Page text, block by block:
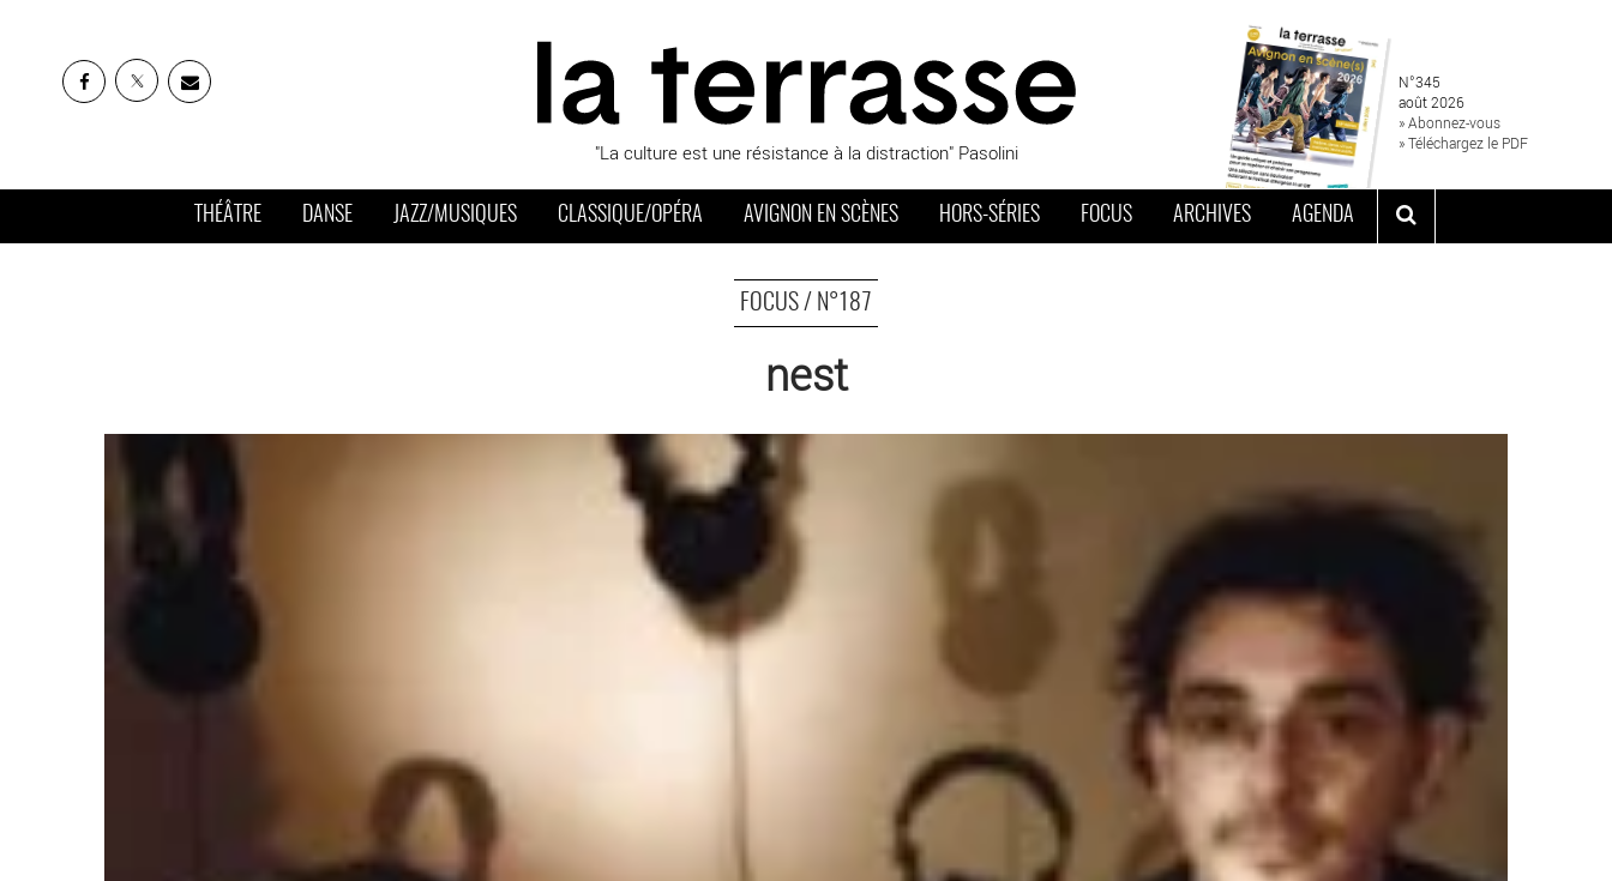
"La culture est une résistance à la distraction" Pasolini
N°345
août 2026
» Abonnez-vous
» Téléchargez le PDF
THÉÂTRE DANSE JAZZ/MUSIQUES CLASSIQUE/OPÉRA AVIGNON EN SCÈNES HORS-SÉRIES FOCUS ARCHIVES AGENDA
FOCUS / N°187
nest